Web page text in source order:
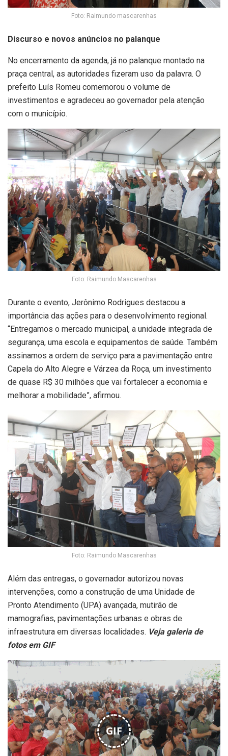
Foto: Raimundo mascarenhas
Discurso e novos anúncios no palanque
No encerramento da agenda, já no palanque montado na
praça central, as autoridades fizeram uso da palavra. O
prefeito Luís Romeu comemorou o volume de
investimentos e agradeceu ao governador pela atenção
com o município.
Foto: Raimundo Mascarenhas
Durante o evento, Jerônimo Rodrigues destacou a
importância das ações para o desenvolvimento regional.
“Entregamos o mercado municipal, a unidade integrada de
segurança, uma escola e equipamentos de saúde. Também
assinamos a ordem de serviço para a pavimentação entre
Capela do Alto Alegre e Várzea da Roça, um investimento
de quase R$ 30 milhões que vai fortalecer a economia e
melhorar a mobilidade”, afirmou.
Foto: Raimundo Mascarenhas
Além das entregas, o governador autorizou novas
intervenções, como a construção de uma Unidade de
Pronto Atendimento (UPA) avançada, mutirão de
mamografias, pavimentações urbanas e obras de
infraestrutura em diversas localidades. Veja galeria de
fotos em GIF
GIF